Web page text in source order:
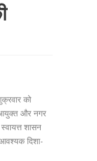
को
और नगर
शासन
दिशा-